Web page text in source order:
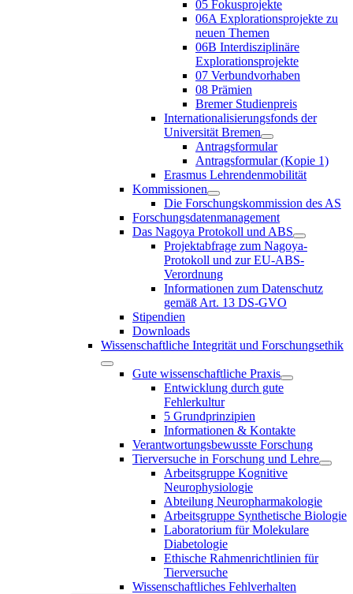
05 Fokusprojekte
06A Explorationsprojekte zu
neuen Themen
06B Interdisziplinäre
Explorationsprojekte
07 Verbundvorhaben
08 Prämien
Bremer Studienpreis
Internationalisierungsfonds der
Universität Bremen
Antragsformular
Antragsformular (Kopie 1)
Erasmus Lehrendenmobilität
Kommissionen
Die Forschungskommission des AS
Forschungsdatenmanagement
Das Nagoya Protokoll und ABS
Projektabfrage zum Nagoya-
Protokoll und zur EU-ABS-
Verordnung
Informationen zum Datenschutz
gemäß Art. 13 DS-GVO
Stipendien
Downloads
Wissenschaftliche Integrität und Forschungsethik
Gute wissenschaftliche Praxis
Entwicklung durch gute
Fehlerkultur
5 Grundprinzipien
Informationen & Kontakte
Verantwortungsbewusste Forschung
Tierversuche in Forschung und Lehre
Arbeitsgruppe Kognitive
Neurophysiologie
Abteilung Neuropharmakologie
Arbeitsgruppe Synthetische Biologie
Laboratorium für Molekulare
Diabetologie
Ethische Rahmenrichtlinien für
Tierversuche
Wissenschaftliches Fehlverhalten